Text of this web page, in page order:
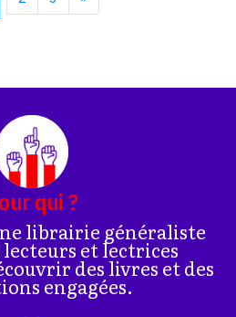
qui ?
librairie généraliste
et lectrices
des livres et des
engagées.